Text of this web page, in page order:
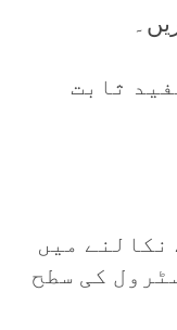
ثابت
نکالنے میں
کی سطح